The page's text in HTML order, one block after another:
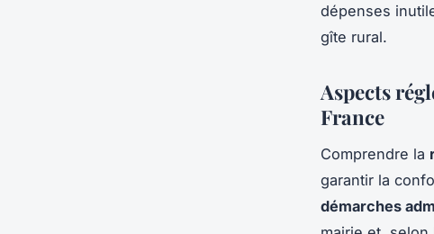
dépenses
gîte rural.
Aspects
France
Comprendre la
garantir la
démarches